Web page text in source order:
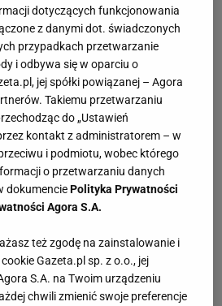
dotyczących funkcjonowania
z danymi dot. świadczonych
przypadkach przetwarzanie
i odbywa się w oparciu o
jej spółki powiązanej – Agora
Takiemu przetwarzaniu
do „Ustawień
kontakt z administratorem – w
i podmiotu, wobec którego
o przetwarzaniu danych
dokumenciePolityka Prywatności
Agora S.A.
też zgodę na zainstalowanie i
Gazeta.pl sp. z o.o., jej
S.A. na Twoim urządzeniu
chwili zmienić swoje preferencje